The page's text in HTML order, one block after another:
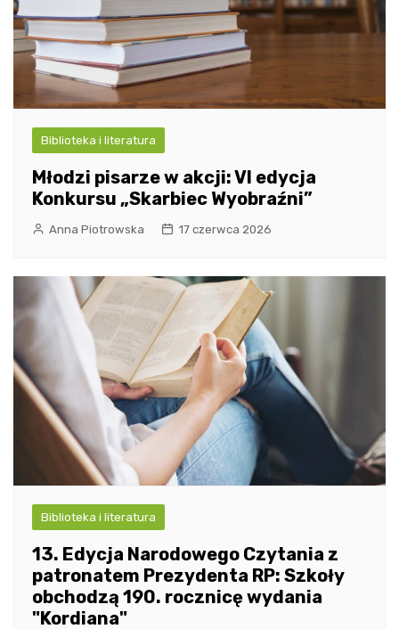
Biblioteka i literatura
Młodzi pisarze w akcji: VI edycja
Konkursu „Skarbiec Wyobraźni”
Anna Piotrowska 17 czerwca 2026
Biblioteka i literatura
13. Edycja Narodowego Czytania z
patronatem Prezydenta RP: Szkoły
obchodzą 190. rocznicę wydania
"Kordiana"